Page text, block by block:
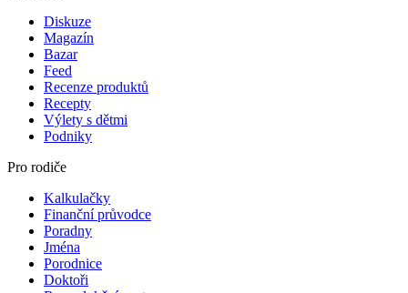
Diskuze
Magazín
Bazar
Feed
Recenze produktů
Recepty
Výlety s dětmi
Podniky
Pro rodiče
Kalkulačky
Finanční průvodce
Poradny
Jména
Porodnice
Doktoři